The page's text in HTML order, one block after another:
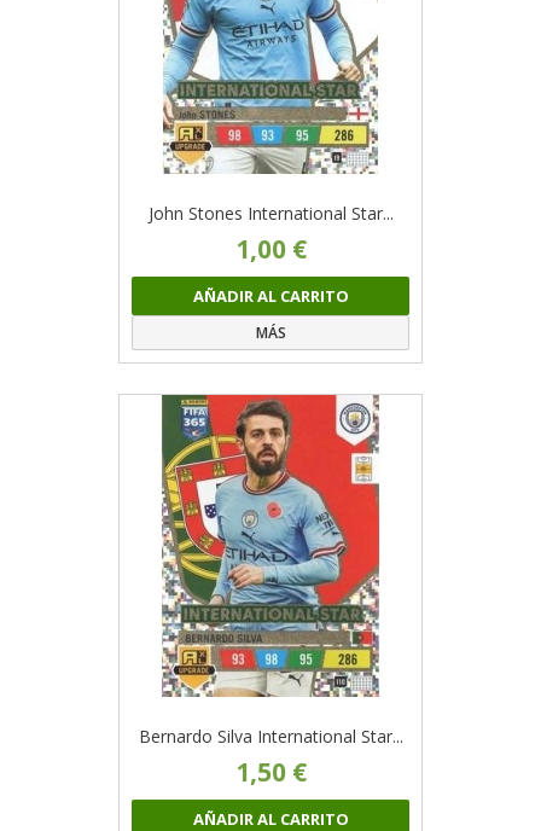
John Stones International Star...
1,00 €
AÑADIR AL CARRITO
MÁS
Bernardo Silva International Star...
1,50 €
AÑADIR AL CARRITO